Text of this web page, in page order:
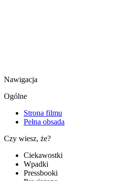
Nawigacja
Ogólne
Strona filmu
Pełna obsada
Czy wiesz, że?
Ciekawostki
Wpadki
Pressbooki